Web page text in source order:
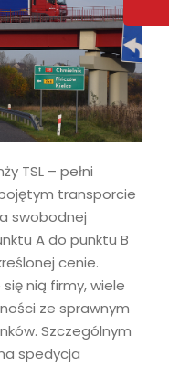
TSL – pełni
transporcie
swobodnej
A do punktu B
cenie.
nią firmy, wiele
ze sprawnym
Szczególnym
spedycja